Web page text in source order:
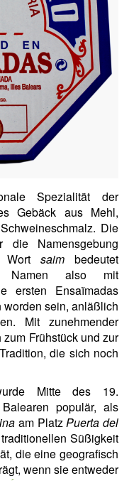
Spezialität der
Gebäck aus Mehl,
Die
Namensgebung
Wort saim bedeutet
also mit
ersten Ensaïmadas
sein, anläßlich
Mit zunehmender
Frühstück und zur
die sich noch
Mitte des 19.
populär, als
am PlatzPuerta del
Süßigkeit
die eine geografisch
wenn sie entweder